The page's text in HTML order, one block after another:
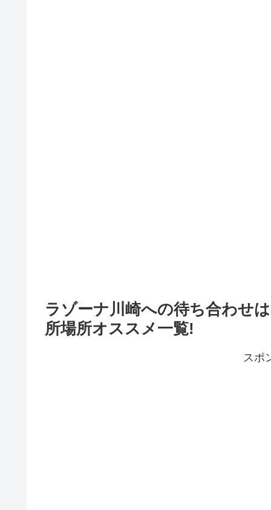
ラゾーナ川崎への待ち合わせ
所場所オススメ一覧!
スポ